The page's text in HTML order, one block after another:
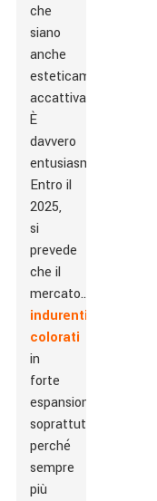
che
siano
anche
esteticamente
accattivanti.
È
davvero
entusiasmante!
Entro il
2025,
si
prevede
che il
mercato...
indurenti
colorati
in
forte
espansione,
soprattutto
perché
sempre
più